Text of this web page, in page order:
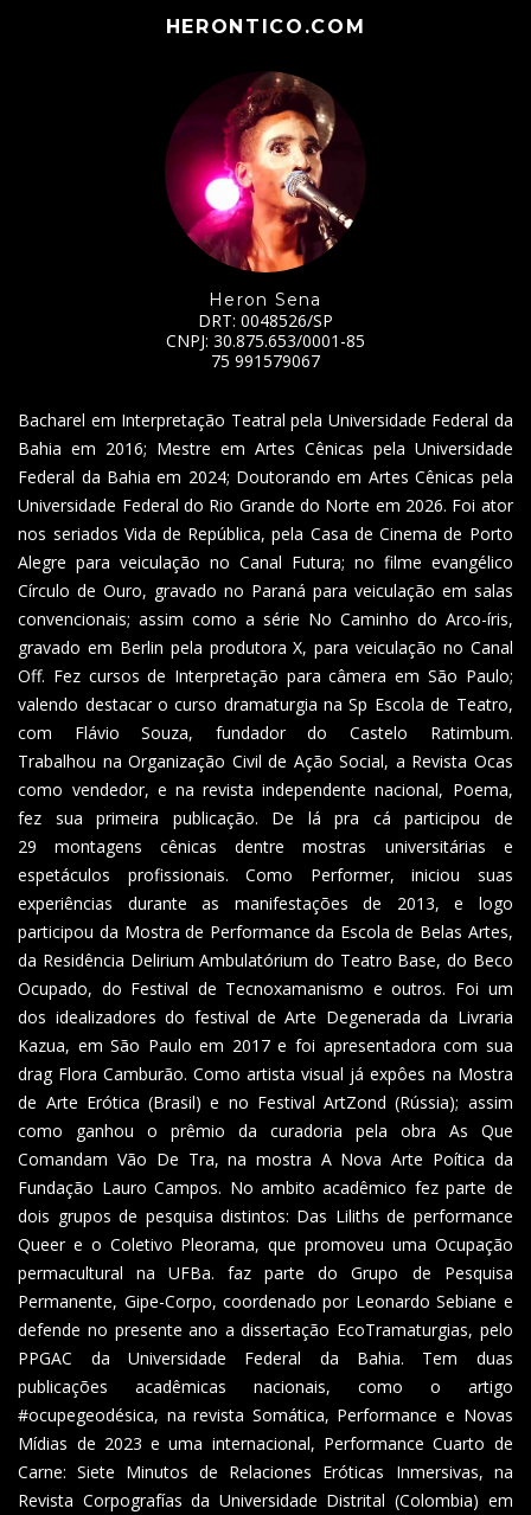
HERONTICO.COM
Heron Sena
DRT: 0048526/SP
CNPJ: 30.875.653/0001-85
75 991579067
Bacharel em Interpretação Teatral pela Universidade Federal da
Bahia em 2016; Mestre em Artes Cênicas pela Universidade
Federal da Bahia em 2024; Doutorando em Artes Cênicas pela
Universidade Federal do Rio Grande do Norte em 2026. Foi ator
nos seriados Vida de República, pela Casa de Cinema de Porto
Alegre para veiculação no Canal Futura; no filme evangélico
Círculo de Ouro, gravado no Paraná para veiculação em salas
convencionais; assim como a série No Caminho do Arco-íris,
gravado em Berlin pela produtora X, para veiculação no Canal
Off. Fez cursos de Interpretação para câmera em São Paulo;
valendo destacar o curso dramaturgia na Sp Escola de Teatro,
com Flávio Souza, fundador do Castelo Ratimbum.
Trabalhou na Organização Civil de Ação Social, a Revista Ocas
como vendedor, e na revista independente nacional, Poema,
fez sua primeira publicação. De lá pra cá participou de
29 montagens cênicas dentre mostras universitárias e
espetáculos profissionais. Como Performer, iniciou suas
experiências durante as manifestações de 2013, e logo
participou da Mostra de Performance da Escola de Belas Artes,
da Residência Delirium Ambulatórium do Teatro Base, do Beco
Ocupado, do Festival de Tecnoxamanismo e outros. Foi um
dos idealizadores do festival de Arte Degenerada da Livraria
Kazua, em São Paulo em 2017 e foi apresentadora com sua
drag Flora Camburão. Como artista visual já expôes na Mostra
de Arte Erótica (Brasil) e no Festival ArtZond (Rússia); assim
como ganhou o prêmio da curadoria pela obra As Que
Comandam Vão De Tra, na mostra A Nova Arte Poítica da
Fundação Lauro Campos. No ambito acadêmico fez parte de
dois grupos de pesquisa distintos: Das Liliths de performance
Queer e o Coletivo Pleorama, que promoveu uma Ocupação
permacultural na UFBa. faz parte do Grupo de Pesquisa
Permanente, Gipe-Corpo, coordenado por Leonardo Sebiane e
defende no presente ano a dissertação EcoTramaturgias, pelo
PPGAC da Universidade Federal da Bahia. Tem duas
publicações acadêmicas nacionais, como o artigo
#ocupegeodésica, na revista Somática, Performance e Novas
Mídias de 2023 e uma internacional, Performance Cuarto de
Carne: Siete Minutos de Relaciones Eróticas Inmersivas, na
Revista Corpografías da Universidade Distrital (Colombia) em